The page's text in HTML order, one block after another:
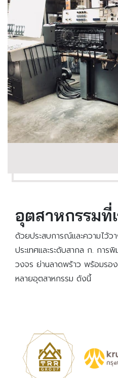
อุตสาหกรรมที่
ด้วยประสบการณ์และความไว้ว
ประเทศและระดับสากล ก. การ
วงจร ย่านลาดพร้าว พร้อมรอ
หลายอุตสาหกรรม ดังนี้